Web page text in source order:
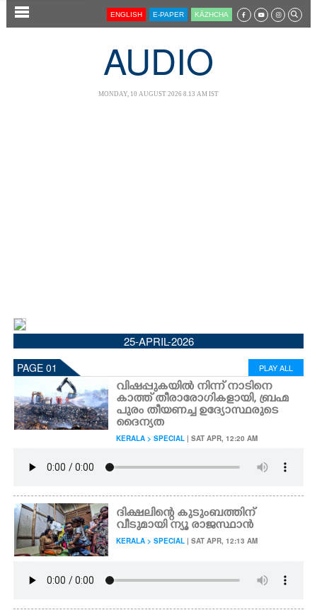
SECTIONS
CINEMA
OPINION
PHOTOS
INFO+
ART
ENGLISH E-PAPER KĀZHCHA
AUDIO
MONDAY, 10 AUGUST 2026 8.13 AM IST
25-APRIL-2026
PAGE 01 PLAY ALL
വിഷപ്പുകയിൽ നിന്ന് നാടിനെ
കാത്ത് തീരാരോഗികളായി,​ ബ്രഹ്മ
പുരം തീയണച്ച ഉദ്യോസ്ഥരുടെ
ദൈന്യത
KERALA > SPECIAL | SAT APR, 12:20 AM
ദിക്ഷലിന്റെ കുടുംബത്തിന്
വീടുമായി ന്യൂ രാജസ്ഥാൻ
KERALA > SPECIAL | SAT APR, 12:13 AM